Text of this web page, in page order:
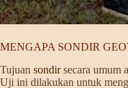
MENGAPA SONDIR
Tujuan sondirsecara umum
Uji ini dilakukan untuk